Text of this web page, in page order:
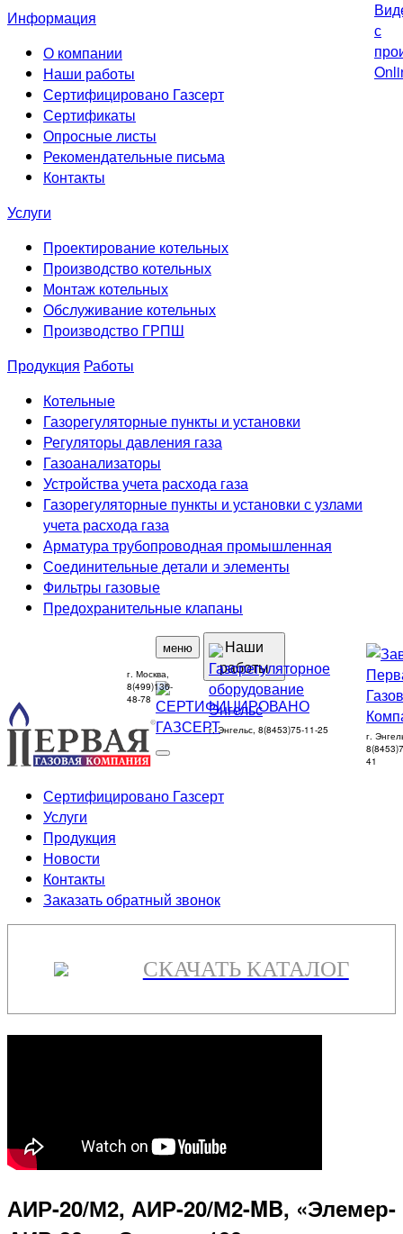
Информация
О компании
Наши работы
Сертифицировано Газсерт
Сертификаты
Опросные листы
Рекомендательные письма
Контакты
Услуги
Проектирование котельных
Производство котельных
Монтаж котельных
Обслуживание котельных
Производство ГРПШ
Продукция Работы
Котельные
Газорегуляторные пункты и установки
Регуляторы давления газа
Газоанализаторы
Устройства учета расхода газа
Газорегуляторные пункты и установки с узлами
учета расхода газа
Арматура трубопроводная промышленная
Соединительные детали и элементы
Фильтры газовые
Предохранительные клапаны
меню
Наши
работы
г. Москва,
8(499)136-
48-78
г. Энгельс, 8(8453)75-11-25
г.
41
Сертифицировано Газсерт
Услуги
Продукция
Новости
Контакты
Заказать обратный звонок
СКАЧАТЬ КАТАЛОГ
АИР-20/М2, АИР-20/М2-MB, «Элемер-